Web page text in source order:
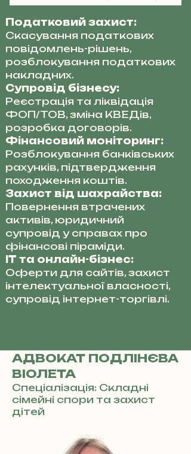
Податковий захист:
Скасування податкових
повідомлень-рішень,
розблокування податкових
накладних.
Супровід бізнесу:
Реєстрація та ліквідація
ФОП/ТОВ, зміна КВЕДів,
розробка договорів.
Фінансовий моніторинг:
Розблокування банківських
рахунків, підтвердження
походження коштів.
Захист від шахрайства:
Повернення втрачених
активів, юридичний
супровід у справах про
фінансові піраміди.
IT та онлайн-бізнес:
Оферти для сайтів, захист
інтелектуальної власності,
супровід інтернет-торгівлі.
АДВОКАТ ПОДЛІНЄВА
ВІОЛЕТА
Спеціалізація: Складні
сімейні спори та захист
дітей